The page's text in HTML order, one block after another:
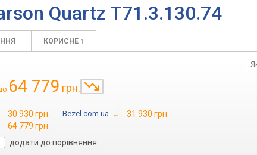
Quartz T71.3.130.74
КОРИСНЕ 1
64 779 грн.
30 930 грн. Bezel.com.ua → 31 930 грн.
64 779 грн.
додати до порівняння